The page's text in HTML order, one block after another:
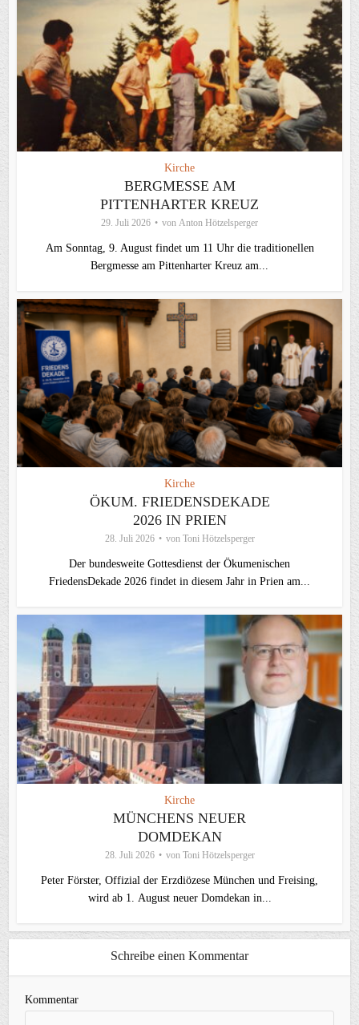
Kirche
BERGMESSE AM
PITTENHARTER KREUZ
29. Juli 2026 von Anton Hötzelsperger
Am Sonntag, 9. August findet um 11 Uhr die traditionellen
Bergmesse am Pittenharter Kreuz am...
Kirche
ÖKUM. FRIEDENSDEKADE
2026 IN PRIEN
28. Juli 2026 von Toni Hötzelsperger
Der bundesweite Gottesdienst der Ökumenischen
FriedensDekade 2026 findet in diesem Jahr in Prien am...
Kirche
MÜNCHENS NEUER
DOMDEKAN
28. Juli 2026 von Toni Hötzelsperger
Peter Förster, Offizial der Erzdiözese München und Freising,
wird ab 1. August neuer Domdekan in...
Schreibe einen Kommentar
Kommentar